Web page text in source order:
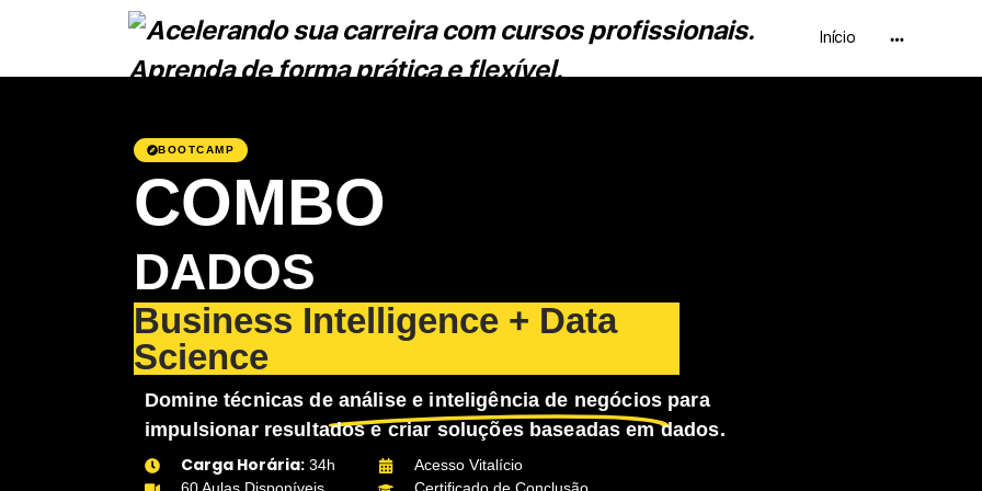
Início
BOOTCAMP
COMBO
DADOS
Business Intelligence + Data
Science
Domine técnicas de análise e inteligência de negócios para
impulsionar resultados e criar soluções baseadas em dados.
Carga Horária:34h
Acesso Vitalício